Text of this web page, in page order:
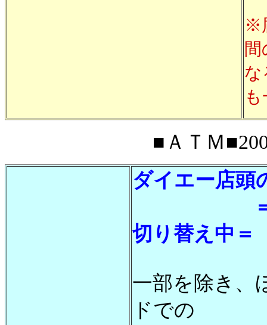
※
な
■ＡＴＭ
ダイエー店
＝順次
切り替え中＝
一部を除き、
ドでの